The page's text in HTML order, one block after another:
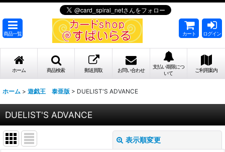
商品一覧 カート ログイン
ホーム 商品検索 郵送買取 お問い合わせ
支払い期限につ
いて
ご利用案内
ホーム > 遊戯王 泰亜版 > DUELIST'S ADVANCE
DUELIST'S ADVANCE
表示順変更